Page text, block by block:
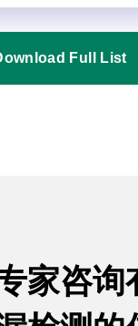
Full List
家咨询